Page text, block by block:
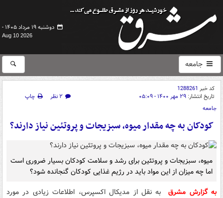
دوشنبه ۱۹ مرداد ۱۴۰۵ -
Aug 10 2026
جامعه
کد خبر 1288261
تاریخ انتشار: ۲۹ مهر ۱۴۰۰ - ۰۵:۰۹ ۲ نظر
چاپ
جامعه
کودکان به چه مقدار میوه، سبزیجات و پروتئین نیاز دارند؟
میوه، سبزیجات و پروتئین برای رشد و سلامت کودکان بسیار ضروری است
اما چه میزان از این مواد باید در رژیم غذایی کودکان گنجانده شود؟
به گزارش مشرقبه نقل از مدیکال اکسپرس، اطلاعات زیادی در مورد